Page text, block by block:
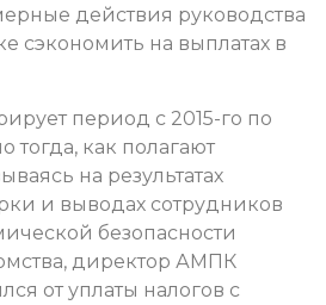
действия руководства
сэкономить на выплатах в
период с 2015-го по
тогда, как полагают
на результатах
и выводах сотрудников
безопасности
директор АМПК
от уплаты налогов с